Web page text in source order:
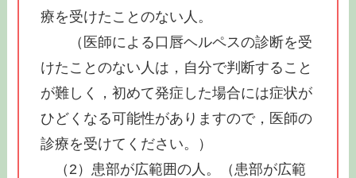
療を受けたことのない人。
（医師による口唇ヘルペスの診断を受
けたことのない人は，自分で判断すること
が難しく，初めて発症した場合には症状が
ひどくなる可能性がありますので，医師の
診療を受けてください。）
（2）患部が広範囲の人。（患部が広範